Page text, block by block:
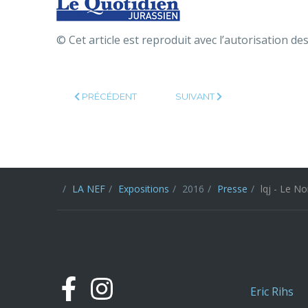
© Cet article est reproduit avec l’autorisation
ARTICLE PRÉCÉDENT : LFM - SOIRÉE DE CONTES
PRÉCÉDENT ARTICLE SUIVANT : IMP -
SUIVANT
LA NEF Expositions 2016 Presse lqj - Le
Eric Rihs